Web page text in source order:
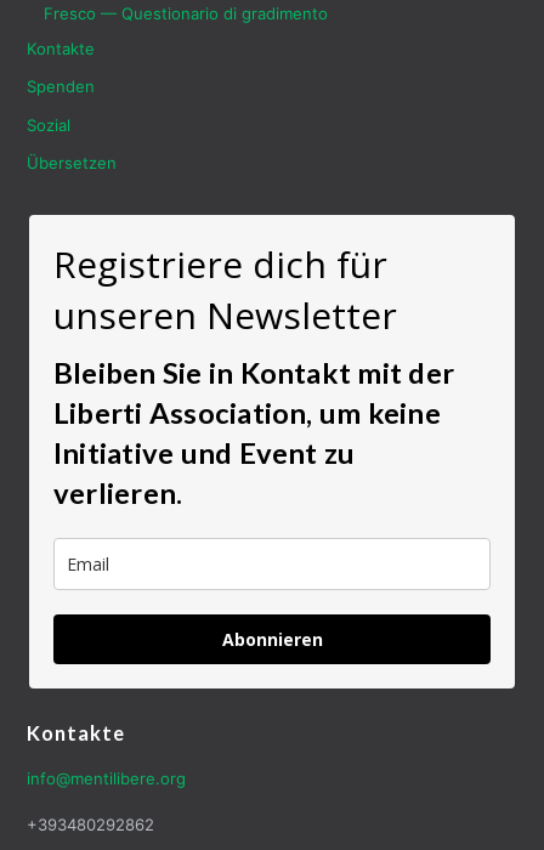
Fresco — Questionario di gradimento
Kontakte
Spenden
Sozial
Übersetzen
Registriere dich für
unseren Newsletter
Bleiben Sie in Kontakt mit der
Liberti Association, um keine
Initiative und Event zu
verlieren.
Abonnieren
Kontakte
info@mentilibere.org
+393480292862